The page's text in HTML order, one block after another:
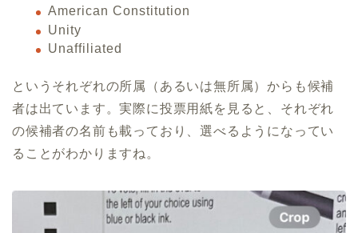
American Constitution
Unity
Unaffiliated
というそれぞれの所属（あるいは無所属）からも候補
者は出ています。実際に投票用紙を見ると、それぞれ
の候補者の名前も載っており、選べるようになってい
ることがわかりますね。